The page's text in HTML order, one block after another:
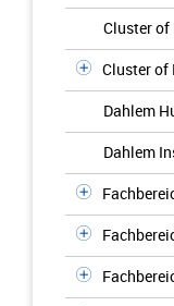
Cluster of
Cluster of
Dahlem
Dahlem